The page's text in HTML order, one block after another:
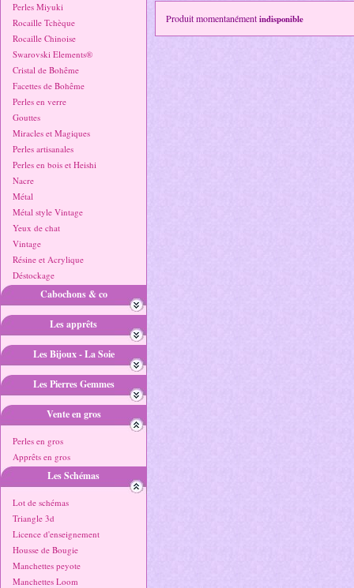
Perles Miyuki
Rocaille Tchèque
Rocaille Chinoise
Swarovski Elements®
Cristal de Bohême
Facettes de Bohême
Perles en verre
Gouttes
Miracles et Magiques
Perles artisanales
Perles en bois et Heishi
Nacre
Métal
Métal style Vintage
Yeux de chat
Vintage
Résine et Acrylique
Déstockage
Cabochons & co
Les apprêts
Les Bijoux - La Soie
Les Pierres Gemmes
Vente en gros
Perles en gros
Apprêts en gros
Les Schémas
Lot de schémas
Triangle 3d
Licence d'enseignement
Housse de Bougie
Manchettes peyote
Manchettes Loom
Produit momentanémentindisponible